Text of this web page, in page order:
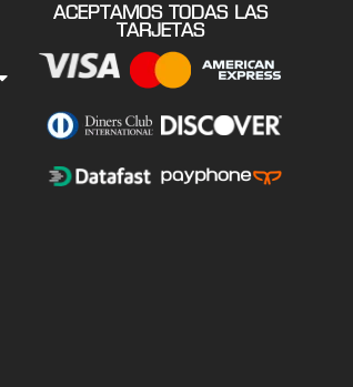
ACEPTAMOS TODAS LAS
TARJETAS